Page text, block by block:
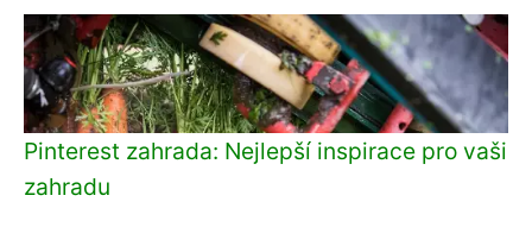
Pinterest zahrada: Nejlepší inspirace pro vaši
zahradu